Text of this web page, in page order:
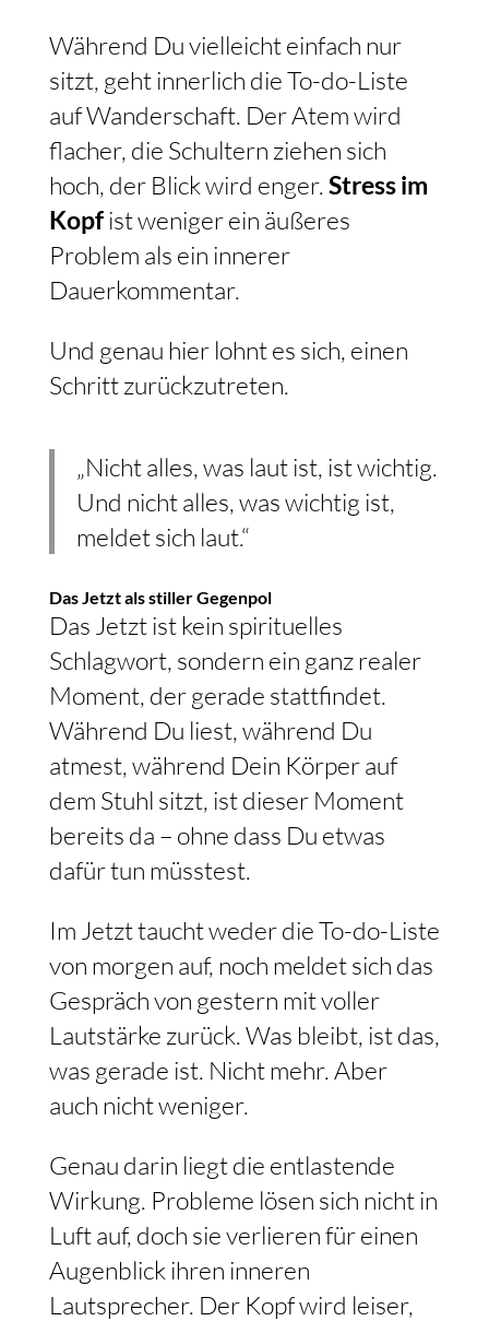
Während Du vielleicht einfach nur
sitzt, geht innerlich die To-do-Liste
auf Wanderschaft. Der Atem wird
flacher, die Schultern ziehen sich
hoch, der Blick wird enger. Stress im
Kopfist weniger ein äußeres
Problem als ein innerer
Dauerkommentar.
Und genau hier lohnt es sich, einen
Schritt zurückzutreten.
„Nicht alles, was laut ist, ist wichtig.
Und nicht alles, was wichtig ist,
meldet sich laut.“
Das Jetzt als stiller Gegenpol
Das Jetzt ist kein spirituelles
Schlagwort, sondern ein ganz realer
Moment, der gerade stattfindet.
Während Du liest, während Du
atmest, während Dein Körper auf
dem Stuhl sitzt, ist dieser Moment
bereits da – ohne dass Du etwas
dafür tun müsstest.
Im Jetzt taucht weder die To-do-Liste
von morgen auf, noch meldet sich das
Gespräch von gestern mit voller
Lautstärke zurück. Was bleibt, ist das,
was gerade ist. Nicht mehr. Aber
auch nicht weniger.
Genau darin liegt die entlastende
Wirkung. Probleme lösen sich nicht in
Luft auf, doch sie verlieren für einen
Augenblick ihren inneren
Lautsprecher. Der Kopf wird leiser,